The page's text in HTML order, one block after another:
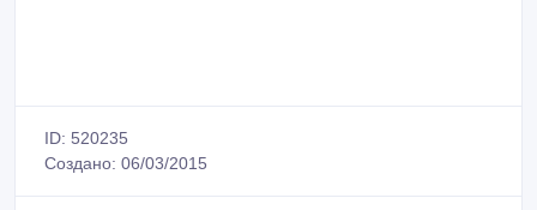
ID: 520235
Создано: 06/03/2015